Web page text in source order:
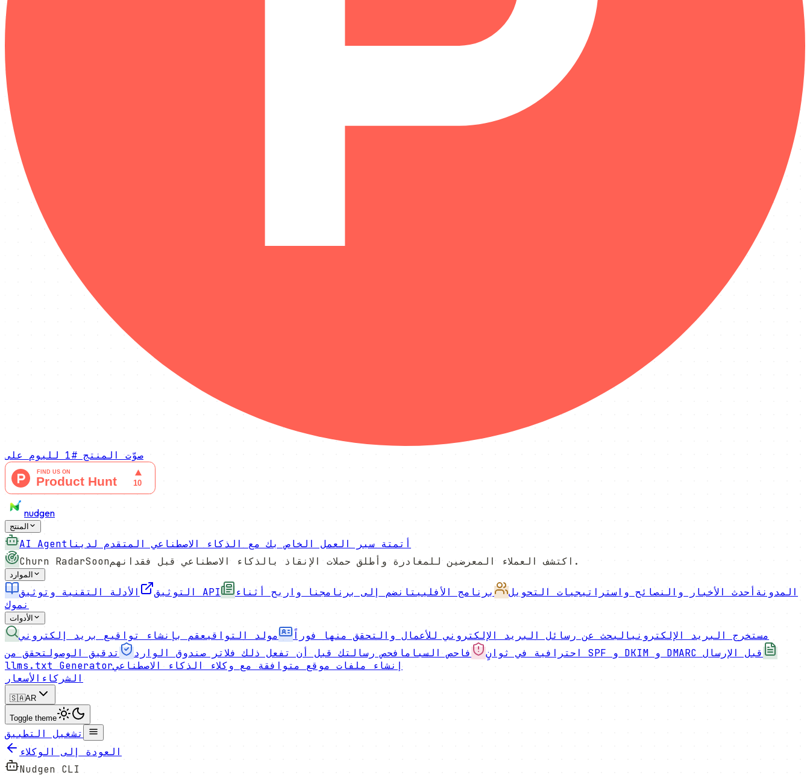
صوّت المنتج #1 لليوم على
nudgen
المنتج
AI Agent أتمتة سير العمل الخاص بك مع الذكاء الاصطناعي المتقدم لدينا
Churn RadarSoon اكتشف العملاء المعرضين للمغادرة وأطلق حملات الإنقاذ بالذكاء الاصطناعي قبل فقدانهم.
الموارد
التوثيق الأدلة التقنية وتوثيق API المدونة أحدث الأخبار والنصائح واستراتيجيات التحويل برنامج الأفلييتانضم إلى برنامجنا واربح أثناء
نموك
الأدوات
مستخرج البريد الإلكترونيالبحث عن رسائل البريد الإلكتروني للأعمال والتحقق منها فوراً مولد التواقيعقم بإنشاء تواقيع بريد إلكتروني
احترافية في ثوانٍ
فاحص السبامافحص رسالتك قبل أن تفعل ذلك فلاتر صندوق الوارد تدقيق الوصول
تحقق من SPF و DKIM و DMARC قبل الإرسال
llms.txt Generatorإنشاء ملفات موقع متوافقة مع وكلاء الذكاء الاصطناعي
الشركاء الأسعار
🇸🇦AR
Toggle theme
تشغيل التطبيق
العودة إلى الوكلاء
Nudgen CLI